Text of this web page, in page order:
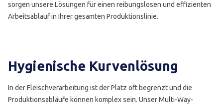
sorgen unsere Lösungen für einen reibungslosen und effizienten
Arbeitsablauf in Ihrer gesamten Produktionslinie.
Hygienische Kurvenlösung
In der Fleischverarbeitung ist der Platz oft begrenzt und die
Produktionsabläufe können komplex sein. Unser Multi-Way-